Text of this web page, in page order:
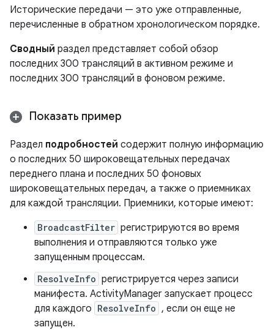
Исторические передачи — это уже отправленные,
перечисленные в обратном хронологическом порядке.
Сводный раздел представляет собой обзор
последних 300 трансляций в активном режиме и
последних 300 трансляций в фоновом режиме.
Показать пример
Раздел подробностей содержит полную информацию
о последних 50 широковещательных передачах
переднего плана и последних 50 фоновых
широковещательных передач, а также о приемниках
для каждой трансляции. Приемники, которые имеют:
BroadcastFilter регистрируются во время
выполнения и отправляются только уже
запущенным процессам.
ResolveInfo регистрируется через записи
манифеста. ActivityManager запускает процесс
для каждого ResolveInfo , если он еще не
запущен.